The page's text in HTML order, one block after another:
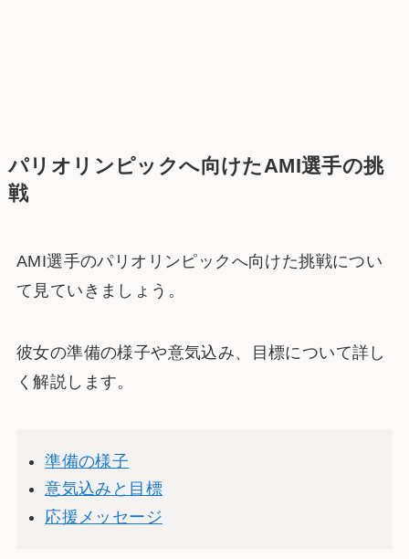
パリオリンピックへ向けたAMI選手の挑
戦
AMI選手のパリオリンピックへ向けた挑戦につい
て見ていきましょう。
彼女の準備の様子や意気込み、目標について詳し
く解説します。
準備の様子
意気込みと目標
応援メッセージ